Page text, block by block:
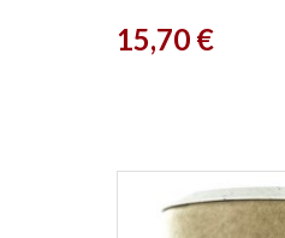
Prix
15,70 €